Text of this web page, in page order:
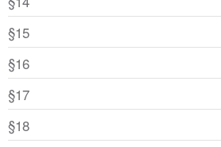
§15
§16
§17
§18